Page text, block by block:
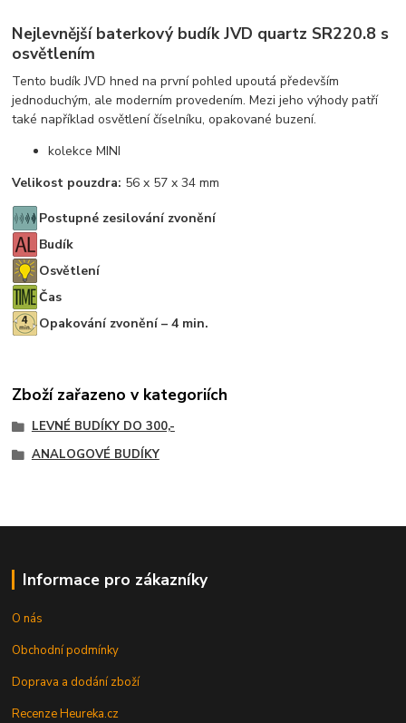
Nejlevnější baterkový budík JVD quartz SR220.8 s
osvětlením
Tento budík JVD hned na první pohled upoutá především
jednoduchým, ale moderním provedením. Mezi jeho výhody patří
také například osvětlení číselníku, opakované buzení.
kolekce MINI
Velikost pouzdra: 56 x 57 x 34 mm
Postupné zesilování zvonění
Budík
Osvětlení
Čas
Opakování zvonění – 4 min.
Zboží zařazeno v kategoriích
LEVNÉ BUDÍKY DO 300,-
ANALOGOVÉ BUDÍKY
Informace pro zákazníky
O nás
Obchodní podmínky
Doprava a dodání zboží
Recenze Heureka.cz